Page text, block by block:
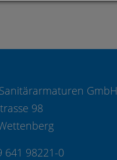
GmbH
98
641 98221-0